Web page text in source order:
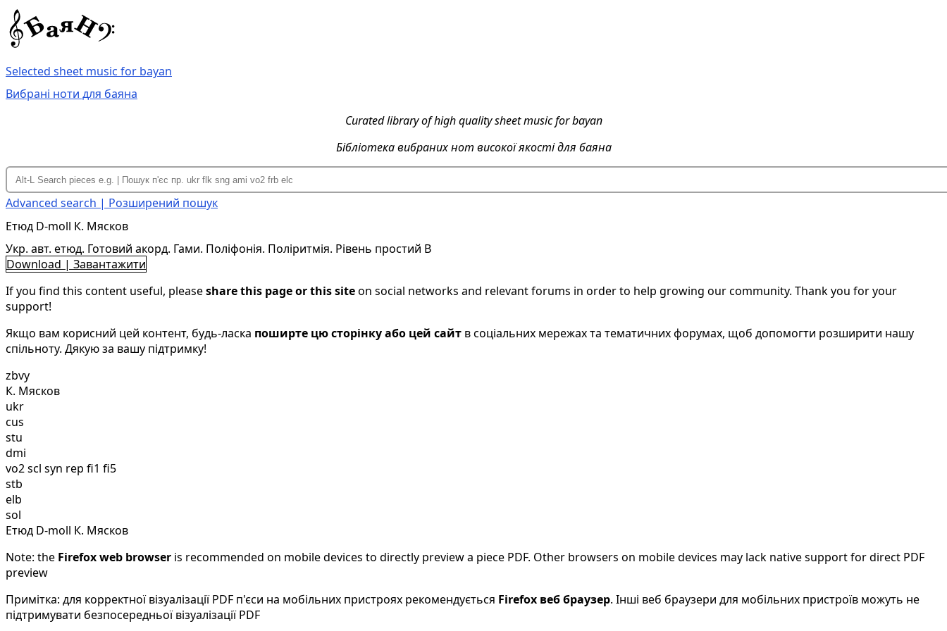
Selected sheet music for bayan
Вибрані ноти для баяна
Curated library of high quality sheet music for bayan
Бібліотека вибраних нот високої якості для баяна
Advanced search | Розширений пошук
Етюд D-moll К. Мясков
Укр. авт. етюд. Готовий акорд. Гами. Поліфонія. Поліритмія. Рівень простий B
Download | Завантажити
If you find this content useful, pleaseshare this page or this siteon social networks and relevant forums in order to help growing our community. Thank you for your
support!
Якщо вам корисний цей контент, будь-ласка поширте цю сторінку або цей сайт в соціальних мережах та тематичних форумах, щоб допомогти розширити нашу
спільноту. Дякую за вашу підтримку!
zbvy
К. Мясков
ukr
cus
stu
dmi
vo2 scl syn rep fi1 fi5
stb
elb
sol
Етюд D-moll К. Мясков
Note: the Firefox web browser is recommended on mobile devices to directly preview a piece PDF. Other browsers on mobile devices may lack native support for direct PDF
preview
Примітка: для корректної візуалізації PDF п'єси на мобільних пристроях рекомендується Firefox веб браузер. Інші веб браузери для мобільних пристроїв можуть не
підтримувати безпосередньої візуалізації PDF